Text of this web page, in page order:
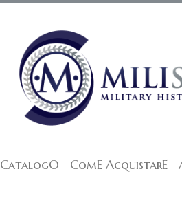
CatalogO ComE AcquistarE